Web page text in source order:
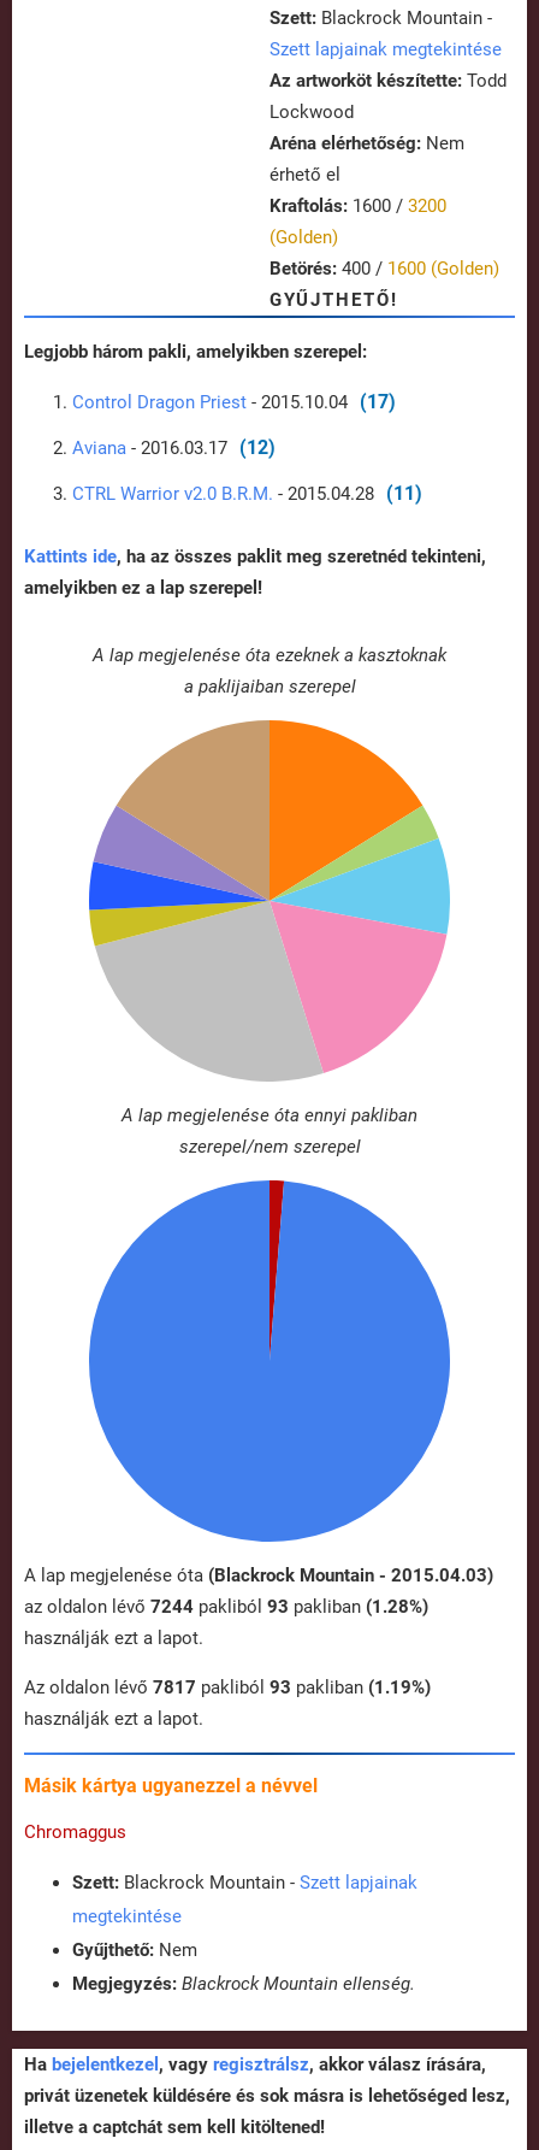
Szett: Blackrock Mountain -
Szett lapjainak megtekintése
Az artworköt készítette: Todd
Lockwood
Aréna elérhetőség: Nem
érhető el
Kraftolás: 1600 / 3200
(Golden)
Betörés: 400 / 1600 (Golden)
GYŰJTHETŐ!
Legjobb három pakli, amelyikben szerepel:
Control Dragon Priest - 2015.10.04 (17)
Aviana - 2016.03.17 (12)
CTRL Warrior v2.0 B.R.M. - 2015.04.28 (11)
Kattints ide, ha az összes paklit meg szeretnéd tekinteni,
amelyikben ez a lap szerepel!
A lap megjelenése óta ezeknek a kasztoknak
a paklijaiban szerepel
A lap megjelenése óta ennyi pakliban
szerepel/nem szerepel
A lap megjelenése óta (Blackrock Mountain - 2015.04.03)
az oldalon lévő 7244 pakliból 93 pakliban (1.28%)
használják ezt a lapot.
Az oldalon lévő 7817 pakliból 93 pakliban (1.19%)
használják ezt a lapot.
Másik kártya ugyanezzel a névvel
Chromaggus
Szett: Blackrock Mountain - Szett lapjainak
megtekintése
Gyűjthető: Nem
Megjegyzés: Blackrock Mountain ellenség.
Ha bejelentkezel , vagy regisztrálsz, akkor válasz írására,
privát üzenetek küldésére és sok másra is lehetőséged lesz,
illetve a captchát sem kell kitöltened!